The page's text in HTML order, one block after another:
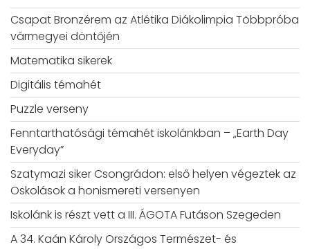
Csapat Bronzérem az Atlétika Diákolimpia Többpróba
vármegyei döntőjén
Matematika sikerek
Digitális témahét
Puzzle verseny
Fenntarthatósági témahét iskolánkban – „Earth Day
Everyday”
Szatymazi siker Csongrádon: első helyen végeztek az
Oskolások a honismereti versenyen
Iskolánk is részt vett a III. ÁGOTA Futáson Szegeden
A 34. Kaán Károly Országos Természet- és